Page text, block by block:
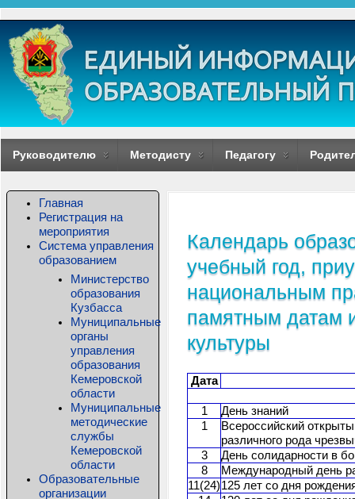
Руководителю Методисту Педагогу
Главная
Регистрация на
мероприятия
Система управления
образованием
Министерство
образования
Кузбасса
Муниципальные
органы
управления
образования
Кемеровской
области
Муниципальные
методические
службы
Кемеровской
области
Образовательные
организации
Календарь
учебный год,
национальным
памятным датам
культуры
Дата
1
День знаний
1
Всероссийский
различного рода
3
День солидарности в
8
Международный день
11(24)125 лет со дня